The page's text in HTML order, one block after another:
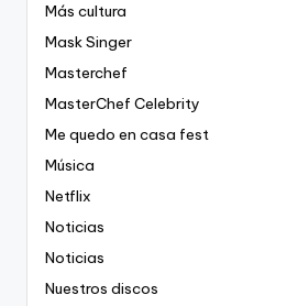
Más cultura
Mask Singer
Masterchef
MasterChef Celebrity
Me quedo en casa fest
Música
Netflix
Noticias
Noticias
Nuestros discos